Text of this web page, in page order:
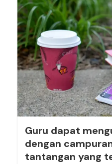
Guru dapat
dengan
tantangan yang